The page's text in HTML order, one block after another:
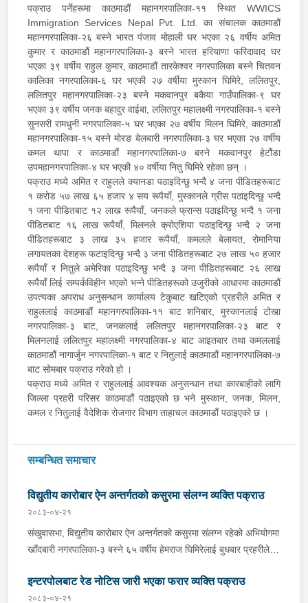
पक्राउ पर्नेहरूमा काठमाडौं महानगरपालिका-११ स्थित WWICS
Immigration Services Nepal Pvt. Ltd. का संचालक काठमाडौं
महानगरपालिका-२६ बस्ने भारत पंजाव मोहाली घर भएका २६ वर्षीय अमित
कुमार र काठमाडौं महानगरपालिका-३ बस्ने भारत हरियाणा फरिदावाद घर
भएका ३९ वर्षीय राहुल कुमार, काठमाडौं तारकेश्वर नगरपालिका बस्ने चितवन
कालिका नगरपालिका-६ घर भएकी २७ वर्षीया मुस्कान घिमिरे, ललितपुर,
ललितपुर महानगरपालिका-२३ बस्ने मकवानपुर बकैया गाउँपालिका-९ घर
भएका ३९ वर्षीय जनक बहादुर वाईबा, ललितपुर महालक्ष्मी नगरपालिका-१ बस्ने
सुनसरी रामधुनी नगरपालिका-५ घर भएका २७ वर्षीय मिलन घिमिरे, काठमाडौं
महानगरपालिका-१५ बस्ने मोरङ बेलबारी नगरपालिका-३ घर भएका २७ वर्षीय
कमल थापा र काठमाडौं महानगरपालिका-७ बस्ने मकवानपुर हेटौंडा
उपमहानगरपालिका-४ घर भएकी ४० वर्षीया नितु घिमिरे रहेका छन् ।
पक्राउ मध्ये अमित र राहुलले क्यानडा पठाइदिन्छु भन्दै ४ जना पीडितहरूबाट
१ करोड ५७ लाख ६५ हजार ४ सय रूपैयाँ, मुस्कानले ग्रीस पठाइदिन्छु भन्दै
१ जना पीडितबाट १२ लाख रूपैयाँ, जनकले फ्रान्स पठाइदिन्छु भन्दै १ जना
पीडितबाट १६ लाख रूपैयाँ, मिलनले क्रोएशिया पठाइदिन्छु भन्दै २ जना
पीडितहरूबाट ३ लाख ३५ हजार रूपैयाँ, कमलले बेलायत, रोमानिया
लगायतका देशहरू फटाइदिन्छु भन्दै ३ जना पीडितहरूबाट २७ लाख ५० हजार
रूपैयाँ र नितुले अमेरिका पठाइदिन्छु भन्दै ३ जना पीडितहरूबाट २६ लाख
रूपैयाँ लिई सम्पर्कविहीन भएको भन्ने पीडितहरूको उजुरीको आधारमा काठमाडौं
उपत्यका अपराध अनुसन्धान कार्यालय टेकुबाट खटिएको प्रहरीले अमित र
राहुललाई काठमाडौं महानगरपालिका-११ बाट शनिबार, मुस्कानलाई टोखा
नगरपालिका-३ बाट, जनकलाई ललितपुर महानगरपालिका-२३ बाट र
मिलनलाई ललितपुर महालक्ष्मी नगरपालिका-४ बाट आइतबार तथा कमललाई
काठमाडौं नागार्जुन नगरपालिका-१ बाट र नितुलाई काठमाडौं महानगरपालिका-७
बाट सोमबार पक्राउ गरेको हो ।
पक्राउ मध्ये अमित र राहुललाई आवश्यक अनुसन्धान तथा कारबाहीको लागि
जिल्ला प्रहरी परिसर काठमाडौं पठाइएको छ भने मुस्कान, जनक, मिलन,
कमल र नितुलाई वैदेशिक रोजगार विभाग ताहाचल काठमाडौं पठाइएको छ ।
सम्बन्धित समाचार
विद्युतीय कारोबार ऐन अन्तर्गतको कसुरमा संलग्न व्यक्ति पक्राउ
२०८३-०४-२१
संखुवासभा, विद्युतीय कारोबार ऐन अन्तर्गतको कसुरमा संलग्न रहेको अभियोगमा
खाँदबारी नगरपालिका-३ बस्ने ६५ वर्षीय हेमराज घिमिरेलाई बुधबार प्रहरीले
संखुवासभाबाट खटिएको प्रहरीले खाँदबारी नगरपालिका-१ बाट पक्राउ गरेको
हो । उनी उपर जिल्ला अदालत संखुवासभाबाट म्याद थप अनुमति लिई यस
इन्टरपोलबाट रेड नोटिस जारी भएका फरार व्यक्ति पक्राउ
२०८३-०४-२१